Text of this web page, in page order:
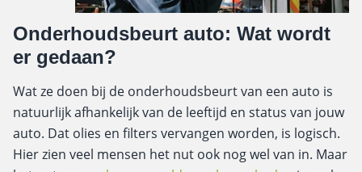
Onderhoudsbeurt auto: Wat wordt
er gedaan?
Wat ze doen bij de onderhoudsbeurt van een auto is
natuurlijk afhankelijk van de leeftijd en status van jouw
auto. Dat olies en filters vervangen worden, is logisch.
Hier zien veel mensen het nut ook nog wel van in. Maar